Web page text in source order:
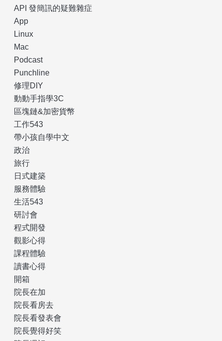
API 發簡訊的疑難雜症
App
Linux
Mac
Podcast
Punchline
修理DIY
動動手指學3C
區塊鏈&加密貨幣
工作543
帶小孩自學中文
政治
旅行
日式建築
服務體驗
生活543
研討會
程式開發
觀影心得
課程體驗
讀書心得
開箱
院長在加
院長看房去
院長看發表會
院長覺得好笑